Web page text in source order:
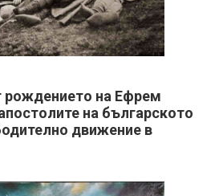
рождението на Ефрем
на българското
движение в